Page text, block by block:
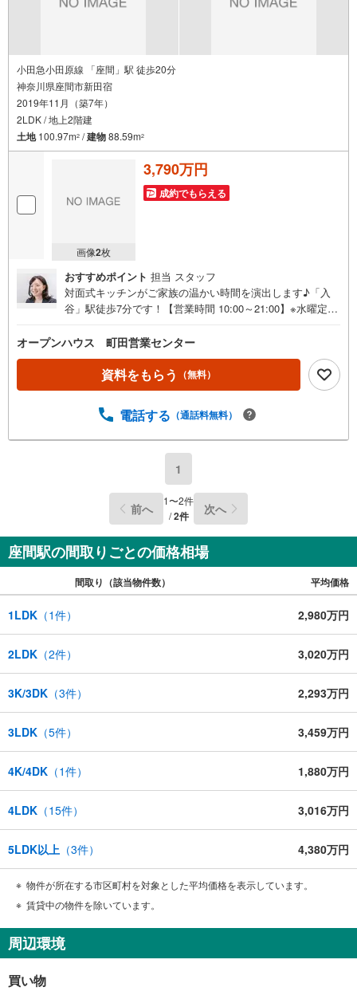
小田急小田原線 「座間」駅 徒歩20分
神奈川県座間市新田宿
2019年11月（築7年）
2LDK / 地上2階建
土地100.97m2 /建物88.59m2
画像2枚
3,790万円
成約でもらえる
おすすめポイント 担当 スタッフ
対面式キッチンがご家族の温かい時間を演出します♪「入
谷」駅徒歩7分です！【営業時間 10:00～21:00】※水曜定休
気軽にご連絡ください！現地を見学される場合は「室内・
現地を見学する（無料）」ボタンよりご希望の日時をご記
入いただけますとスムーズにご案内が可能です。◎現地の
ご案内について・平日や夜遅い時間帯もご案内が可能 ※定
明いたします。・車でご自宅や最寄り駅等、ご指定の場所
す。◎個別FP相談会 無料物件のご紹介だけでなく住宅ロ
ーン・資金のご相談、まずは家探しについて話を聞きたい
という方も大歓迎です！年間8000棟以上の限定物件を発表
しているオープンハウスだから出会える物件が多数ござい
ます。ぜひお気軽にご連絡・ご相談ください！※限定物件:
オープンハウス・ディベロップメントの物件
オープンハウス 町田営業センター
資料をもらう （無料）
電話する （通話料無料）
1
前へ 1〜2件
/2件 次へ
座間駅の間取りごとの価格相場
間取り（該当物件数） 平均価格
1LDK （1件） 2,980万円
2LDK （2件） 3,020万円
3K/3DK （3件） 2,293万円
3LDK （5件） 3,459万円
4K/4DK （1件） 1,880万円
4LDK （15件） 3,016万円
5LDK以上 （3件） 4,380万円
物件が所在する市区町村を対象とした平均価格を表示しています。
賃貸中の物件を除いています。
周辺環境
買い物